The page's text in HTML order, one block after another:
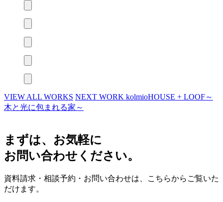
VIEW ALL WORKS NEXT WORK kolmioHOUSE + LOOF～
木と光に包まれる家～
まずは、お気軽に
お問い合わせください。
資料請求・相談予約・お問い合わせは、こちらからご覧いた
だけます。